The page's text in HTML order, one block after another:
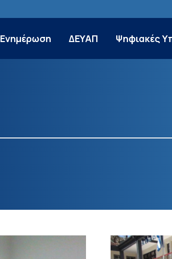
Ενημέρωση ΔΕΥΑΠ Ψηφιακές